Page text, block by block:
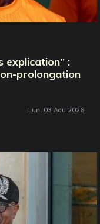
explication’’ :
prolongation
Lun, 03 Aou 2026